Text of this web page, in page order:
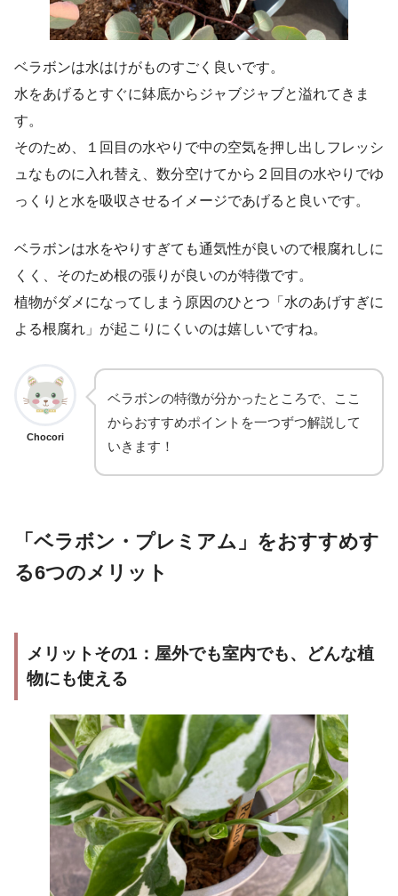
ベラボンは水はけがものすごく良いです。
水をあげるとすぐに鉢底からジャブジャブと溢れてきま
す。
そのため、１回目の水やりで中の空気を押し出しフレッシ
ュなものに入れ替え、数分空けてから２回目の水やりでゆ
っくりと水を吸収させるイメージであげると良いです。
ベラボンは水をやりすぎても通気性が良いので根腐れしに
くく、そのため根の張りが良いのが特徴です。
植物がダメになってしまう原因のひとつ「水のあげすぎに
よる根腐れ」が起こりにくいのは嬉しいですね。
Chocori
ベラボンの特徴が分かったところで、ここ
からおすすめポイントを一つずつ解説して
いきます！
「ベラボン・プレミアム」をおすすめす
る6つのメリット
メリットその1：屋外でも室内でも、どんな植
物にも使える